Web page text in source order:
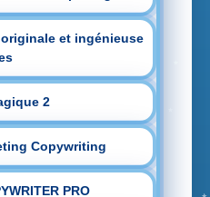
et ingénieuse
2
Copywriting
PRO